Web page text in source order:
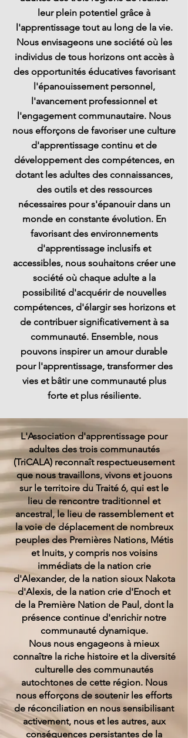
leur plein potentiel grâce à
l'apprentissage tout au long de la vie.
Nous envisageons une société où les
individus de tous horizons ont accès à
des opportunités éducatives favorisant
l'épanouissement personnel,
l'avancement professionnel et
l'engagement communautaire. Nous
nous efforçons de favoriser une culture
d'apprentissage continu et de
développement des compétences, en
dotant les adultes des connaissances,
des outils et des ressources
nécessaires pour s'épanouir dans un
monde en constante évolution. En
favorisant des environnements
d'apprentissage inclusifs et
accessibles, nous souhaitons créer une
société où chaque adulte a la
possibilité d'acquérir de nouvelles
compétences, d'élargir ses horizons et
de contribuer significativement à sa
communauté. Ensemble, nous
pouvons inspirer un amour durable
pour l'apprentissage, transformer des
vies et bâtir une communauté plus
forte et plus résiliente.
L'Association d'apprentissage pour
adultes des trois communautés
(TriCALA) reconnaît respectueusement
que nous travaillons, vivons et jouons
sur le territoire du Traité 6, qui est le
lieu de rencontre traditionnel et
ancestral, le lieu de rassemblement et
la voie de déplacement de nombreux
peuples des Premières Nations, Métis
et Inuits, y compris nos voisins
immédiats de la nation crie
d'Alexander, de la nation sioux Nakota
d'Alexis, de la nation crie d'Enoch et
de la Première Nation de Paul, dont la
présence continue d'enrichir notre
communauté dynamique.
Nous nous engageons à mieux
connaître la riche histoire et la diversité
culturelle des communautés
autochtones de cette région. Nous
nous efforçons de soutenir les efforts
de réconciliation en nous sensibilisant
activement, nous et les autres, aux
conséquences persistantes de la